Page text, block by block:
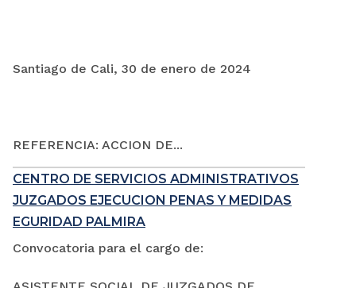
Santiago de Cali, 30 de enero de 2024
REFERENCIA: ACCION DE...
CENTRO DE SERVICIOS ADMINISTRATIVOS
JUZGADOS EJECUCION PENAS Y MEDIDAS
EGURIDAD PALMIRA
Convocatoria para el cargo de: